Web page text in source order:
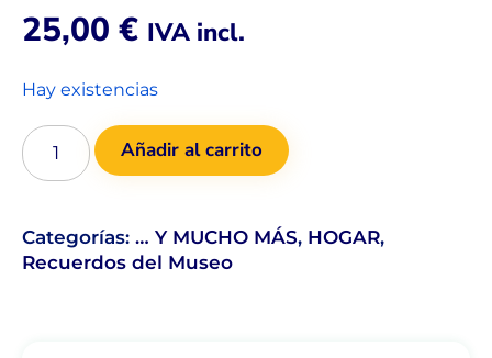
25,00 € IVA incl.
Hay existencias
Añadir al carrito
Categorías: … Y MUCHO MÁS, HOGAR,
Recuerdos del Museo